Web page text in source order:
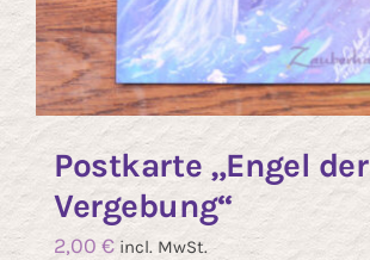
Postkarte „Engel der
Vergebung“
2,00 € incl. MwSt.